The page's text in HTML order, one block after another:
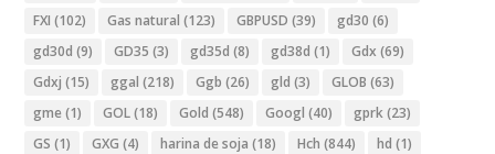
FXI (102) Gas natural (123) GBPUSD (39) gd30 (6)
gd30d (9) GD35 (3) gd35d (8) gd38d (1) Gdx (69)
Gdxj (15) ggal (218) Ggb (26) gld (3) GLOB (63)
gme (1) GOL(18) Gold (548) Googl (40) gprk(23)
GS (1) GXG (4) harina de soja (18) Hch (844) hd (1)